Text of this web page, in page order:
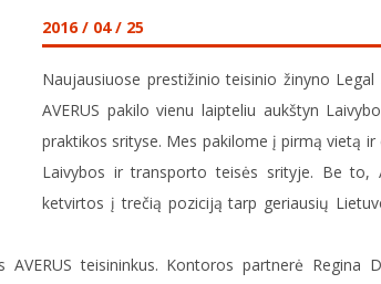
2016 / 04 / 25
Naujausiuose prestižinio teisinio žinyno
AVERUS pakilo vienu laipteliu aukštyn
praktikos srityse. Mes pakilome į pirmą vietą
Laivybos ir transporto teisės srityje. Be to,
ketvirtos į trečią poziciją tarp geriausių
teisininkus. Kontoros partnerė Regina